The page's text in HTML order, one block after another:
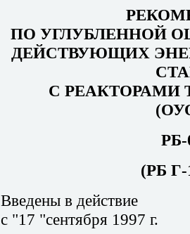
ПО УГЛУБЛЕННОЙ
ДЕЙСТВУЮЩИХ
С РЕАКТОРАМИ
РБ-
(РБ Г-
Введены в действие
с "17 "сентября 1997 г.